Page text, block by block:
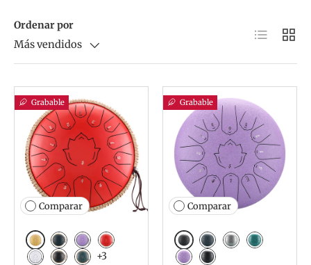
Ordenar por
Más vendidos
Lista
Grabable
Comparar
DoradoAzul marino
Lavanda
Rojo
+3
Grabable
Comparar
CarbónAzul marino